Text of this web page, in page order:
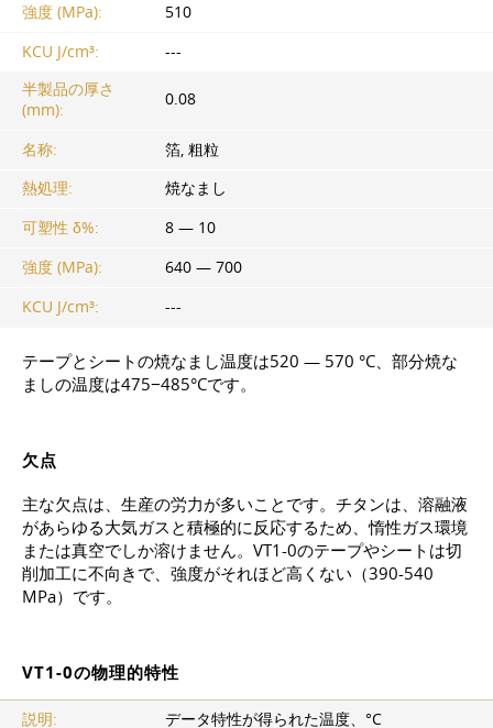
強度 (MPa):
510
KCU J/cm³:
---
半製品の厚さ
(mm):
0.08
名称:
箔, 粗粒
熱処理:
焼なまし
可塑性 δ%:
8 — 10
強度 (MPa):
640 — 700
KCU J/cm³:
---
テープとシートの焼なまし温度は520 — 570 °C、部分焼な
ましの温度は475−485°Cです。
欠点
主な欠点は、生産の労力が多いことです。チタンは、溶融液
があらゆる大気ガスと積極的に反応するため、惰性ガス環境
または真空でしか溶けません。VT1-0のテープやシートは切
削加工に不向きで、強度がそれほど高くない（390-540
MPa）です。
VT1-0の物理的特性
説明:
データ特性が得られた温度、°C